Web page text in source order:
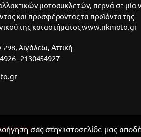
μοτοσυκλετών, περνά σε μία
και προσφέροντας τα προϊόντα της
της καταστήματος www.nkmoto.gr
Αιγάλεω, Αττική
- 2130454927
ΜΟΤΟΝΚΜΟΤΟ
σας στην ιστοσελίδα μας